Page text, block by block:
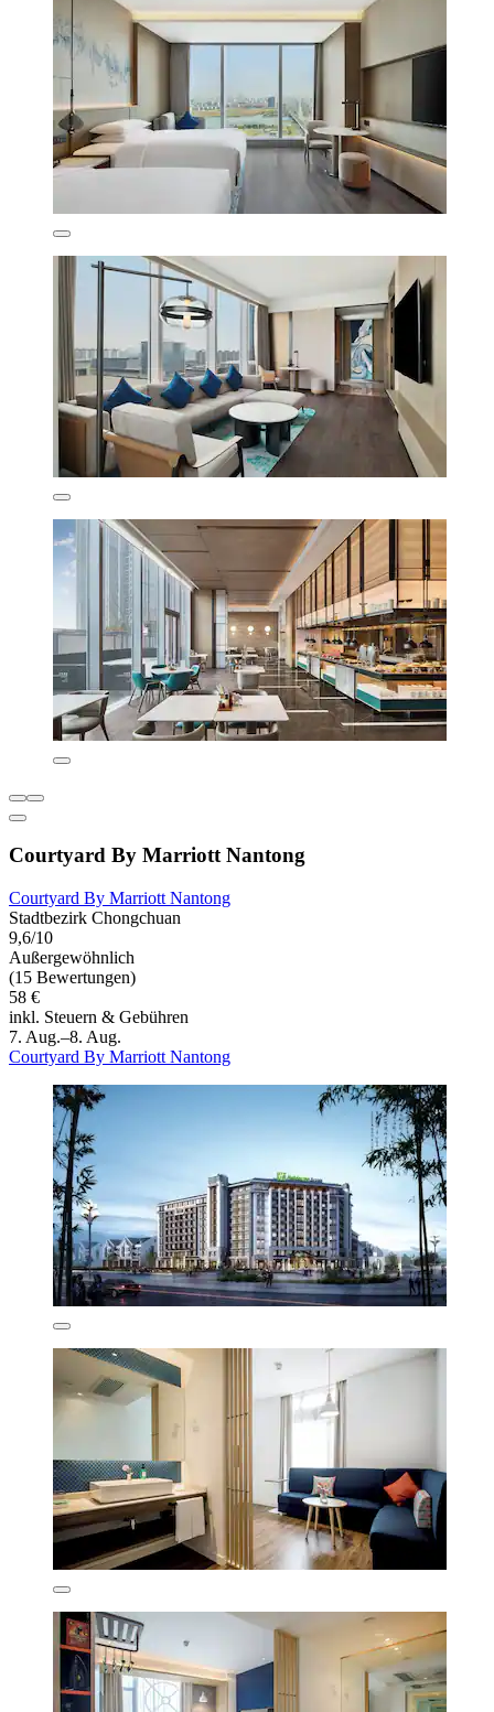
Courtyard By Marriott Nantong
Courtyard By Marriott Nantong
Stadtbezirk Chongchuan
9,6/10
Außergewöhnlich
(15 Bewertungen)
58 €
inkl. Steuern & Gebühren
7. Aug.–8. Aug.
Courtyard By Marriott Nantong